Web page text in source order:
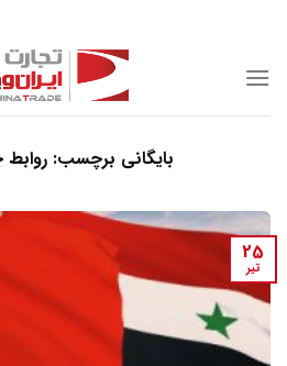
content
بایگانی برچسب:
25
تیر